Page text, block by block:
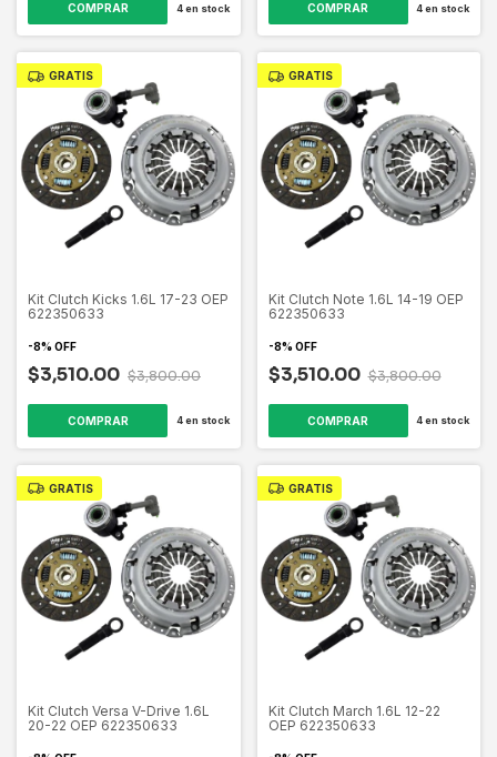
4en stock 4en stock
GRATIS
Kit Clutch Kicks 1.6L 17-23 OEP
622350633
-8% OFF
$3,510.00 $3,800.00
4en stock
GRATIS
Kit Clutch Note 1.6L 14-19 OEP
622350633
-8% OFF
$3,510.00 $3,800.00
4en stock
GRATIS
Kit Clutch Versa V-Drive 1.6L
20-22 OEP 622350633
GRATIS
Kit Clutch March 1.6L 12-22
OEP 622350633